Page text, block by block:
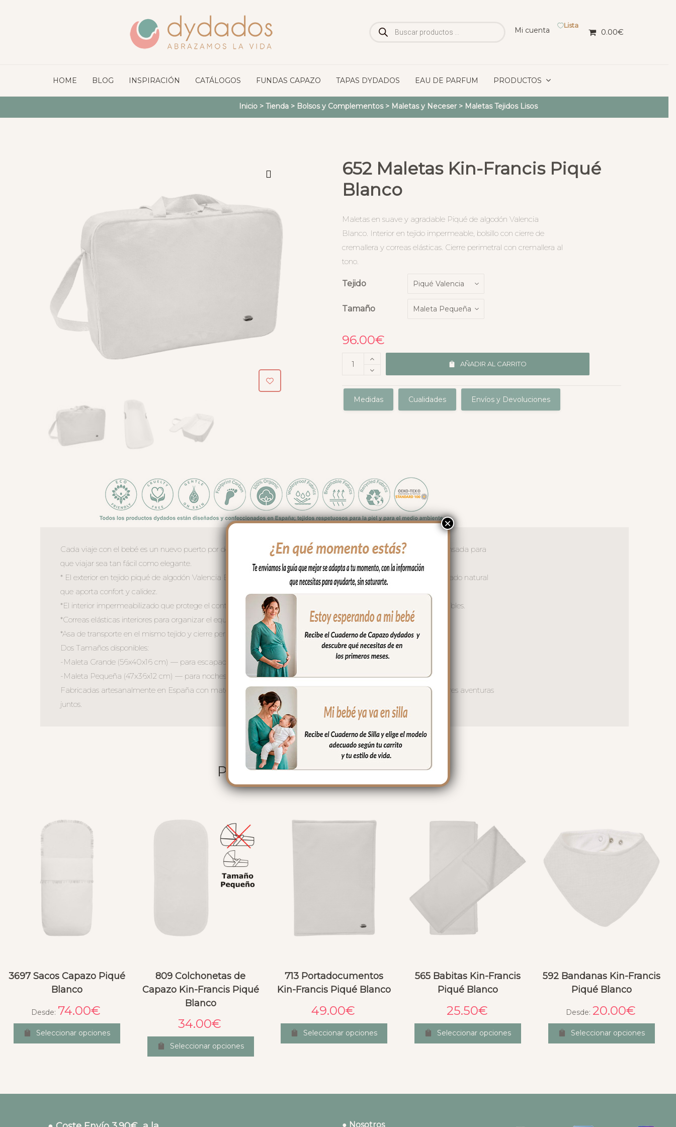
de
productos
Mi cuenta
Lista
0.00€
HOME BLOG INSPIRACIÓN CATÁLOGOS FUNDAS CAPAZO TAPAS DYDADOS EAU DE PARFUM PRODUCTOS
Inicio> Tienda> Bolsos y Complementos> Maletas y Neceser> Maletas Tejidos Lisos
652 Maletas Kin-Francis Piqué
Blanco
Maletas en suave y agradable Piqué de algodón Valencia
Blanco. Interior en tejido impermeable, bolsillo con cierre de
cremallera y correas elásticas. Cierre perimetral con cremallera al
tono.
Tejido
Tamaño
96.00€
AÑADIR AL CARRITO
Medidas Cualidades Envíos y Devoluciones
Cada viaje con el bebé es un nuevo puerto por descubrir. La maleta en piqué de algodón Valencia Blanco está pensada para
que viajar sea tan fácil como elegante.
* El exterior en tejido piqué de algodón Valencia Blanco de tacto muy agradable, con una textura suave y un acabado natural
que aporta confort y calidez.
*El interior impermeabilizado que protege el contenido. Bolsillo interior con cierre de cremallera para los imprescindibles.
*Correas elásticas interiores para organizar el equipaje con orden.
*Asa de transporte en el mismo tejido y cierre perimetral con cremallera al tono.
Dos Tamaños disponibles:
-Maleta Grande (56x40x16 cm) — para escapadas de varios días, la maternidad o los abuelos
-Maleta Pequeña (47x36x12 cm) — para noches fuera, visitas o llevar la ropa extra del día
Fabricadas artesanalmente en España con materiales de primera calidad. La maleta perfecta para vuestras mejores aventuras
juntos.
PRODUCTOS RELACIONADOS
3697 Sacos Capazo Piqué
Blanco
Desde: 74.00€
Seleccionar opciones
809 Colchonetas de
Capazo Kin-Francis Piqué
Blanco
34.00€
Seleccionar opciones
713 Portadocumentos
Kin-Francis Piqué Blanco
49.00€
Seleccionar opciones
565 Babitas Kin-Francis
Piqué Blanco
25.50€
Seleccionar opciones
592 Bandanas Kin-Francis
Piqué Blanco
Desde: 20.00€
Seleccionar opciones
● Nosotros
×